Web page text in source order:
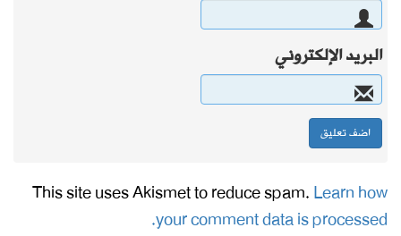
البريد الإلكتروني
This site uses Akismet to reduce spam.Learn how
your comment data is processed.